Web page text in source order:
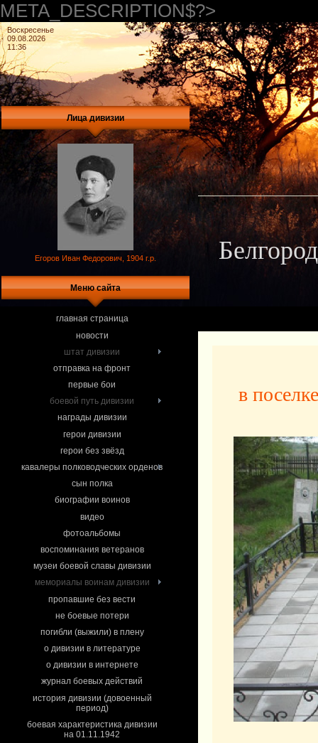
META_DESCRIPTION$?>
Воскресенье
09.08.2026
11:36
Лица дивизии
Егоров Иван Федорович, 1904 г.р.
Меню сайта
главная страница
новости
штат дивизии
отправка на фронт
первые бои
боевой путь дивизии
награды дивизии
герои дивизии
герои без звёзд
кавалеры полководческих орденов
сын полка
биографии воинов
видео
фотоальбомы
воспоминания ветеранов
музеи боевой славы дивизии
мемориалы воинам дивизии
пропавшие без вести
не боевые потери
погибли (выжили) в плену
о дивизии в литературе
о дивизии в интернете
журнал боевых действий
история дивизии (довоенный
период)
боевая характеристика дивизии
на 01.11.1942
в